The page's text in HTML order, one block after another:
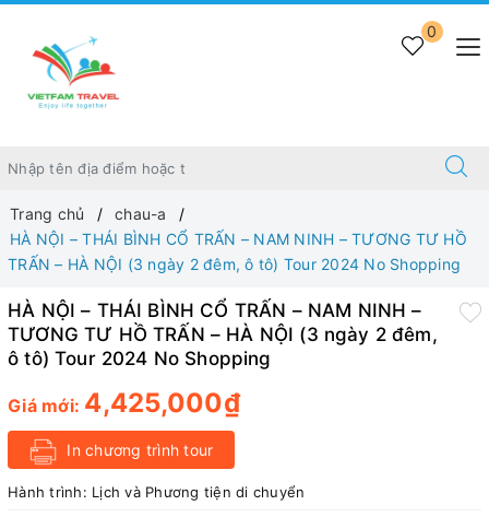
0
Trang chủ
chau-a
HÀ NỘI – THÁI BÌNH CỔ TRẤN – NAM NINH – TƯƠNG TƯ HỒ
TRẤN – HÀ NỘI (3 ngày 2 đêm, ô tô) Tour 2024 No Shopping
HÀ NỘI – THÁI BÌNH CỔ TRẤN – NAM NINH –
TƯƠNG TƯ HỒ TRẤN – HÀ NỘI (3 ngày 2 đêm,
ô tô) Tour 2024 No Shopping
Giá mới: 4,425,000₫
In chương trình tour
Hành trình: Lịch và Phương tiện di chuyển